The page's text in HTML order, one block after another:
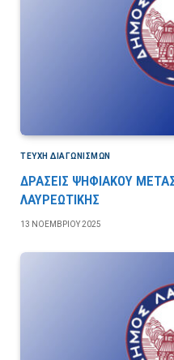
ΤΕΎΧΗ ΔΙΑΓΩΝΙΣΜΏΝ
ΔΡΑΣΕΙΣ ΨΗΦΙΑΚΟΥ
ΛΑΥΡΕΩΤΙΚΗΣ
13 ΝΟΕΜΒΡΊΟΥ 2025